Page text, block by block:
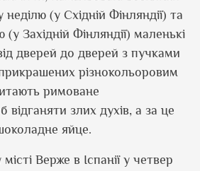
(у Східній Фінляндії) та
Західній Фінляндії) маленькі
дверей до дверей з пучками
різнокольоровим
римоване
відганяти злих духів, а за це
яйце.
Верже в Іспанії у четвер